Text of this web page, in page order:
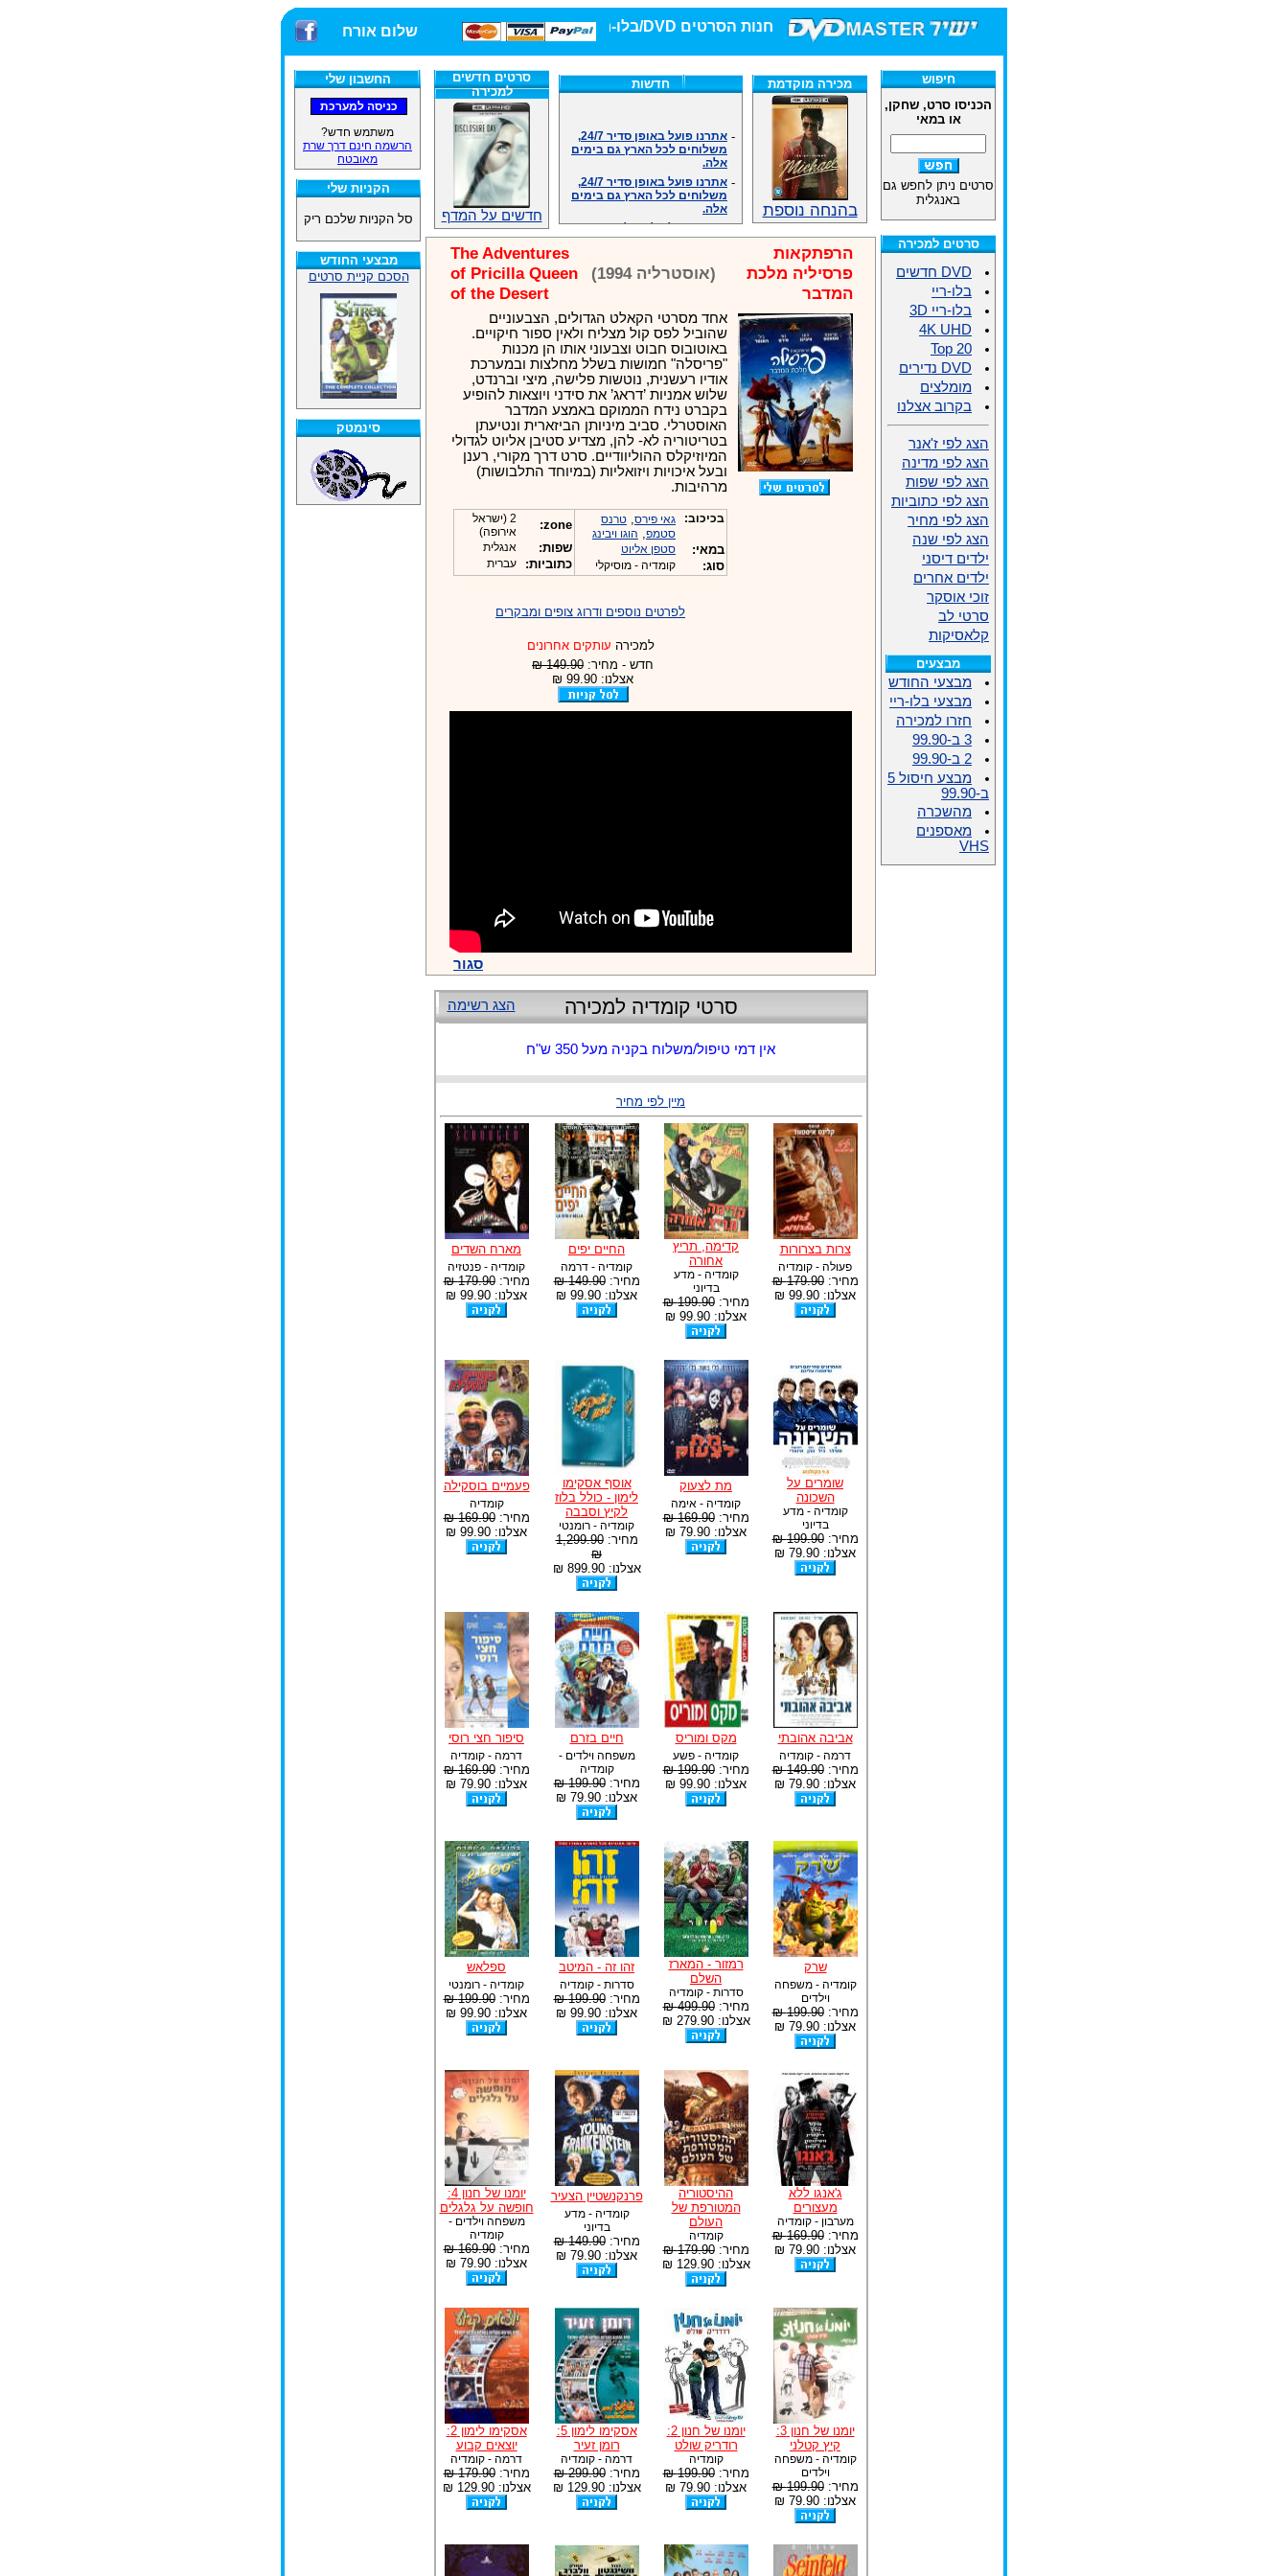
חנות הסרטים DVD/בלו-ריי/3D הגדולה ביותר! שלום אורח
החשבון שלי
משתמש חדש?
הרשמה חינם דרך שרת
מאובטח
הקניות שלי
סל הקניות שלכם ריק
מבצעי החודש
הסכם קניית סרטים
סינמטק
מכירה מוקדמת
בהנחה נוספת
חדשות
משלוחים לכל הארץ גם בימים
אלה.
משלוחים לכל הארץ גם בימים
אלה.
אנחנו כאן לכול שאלה וזמינים
במענה הטלפוני שלנו.ובמייל
.האתר לרשותכם פעיל 24/7
צוות דיוידי מאסטר ישיר.
לרשותכם פעיל 24/7
צוות דיוידי מאסטר ישיר.
אנחנו כאן לכול שאלה וזמינים
במענה הטלפוני שלנו.ובמייל
.האתר לרשותכם 24/7
מענה טלפוני: 09-7652392
צוות דיוידי מאסטר ישיר.
סרטים חדשים
למכירה
חדשים על המדף
הרפתקאות
פרסיליה מלכת
המדבר
(אוסטרליה 1994)
The Adventures
of Pricilla Queen
of the Desert
אחד מסרטי הקאלט הגדולים, הצבעוניים
שהוביל לפס קול מצליח ולאין ספור חיקויים.
באוטובוס חבוט וצבעוני אותו הן מכנות
"פריסלה" חמושות בשלל מחלצות ובמערכת
אודיו רעשנית, נוטשות פלישה, מיצי וברנדט,
שלוש אמניות ’דראג’ את סידני ויוצאות להופיע
בקברט נידח הממוקם באמצע המדבר
האוסטרלי. סביב מיניותן הביזארית ונטיעתן
בטריטוריה לא- להן, מצדיע סטיבן אליוט לגדולי
המיוזיקלס ההוליוודיים. סרט דרך מקורי, רענן
ובעל איכויות ויזואליות (במיוחד התלבושות)
מרהיבות.
בכיכוב: גאי פירס, טרנס
סטמפ, הוגו ויבינג
במאי: סטפן אליוט
סוג: קומדיה - מוסיקלי
zone:
2 (ישראל
אירופה)
שפות: אנגלית
כתוביות: עברית
לפרטים נוספים ודרוג צופים ומבקרים
למכירה עותקים אחרונים
חדש - מחיר: 149.90 ₪
אצלנו: 99.90 ₪
סגור
הצג רשימה סרטי קומדיה למכירה
אין דמי טיפול/משלוח בקניה מעל 350 ש"ח
מיין לפי מחיר
צרות בצרורות
פעולה - קומדיה
מחיר:179.90 ₪
אצלנו: 99.90 ₪
קדימה, תריץ
אחורה
קומדיה - מדע
בדיוני
מחיר:199.90 ₪
אצלנו: 99.90 ₪
החיים יפים
קומדיה - דרמה
מחיר:149.90 ₪
אצלנו: 99.90 ₪
מארח השדים
קומדיה - פנטזיה
מחיר:179.90 ₪
אצלנו: 99.90 ₪
שומרים על
השכונה
קומדיה - מדע
בדיוני
מחיר:199.90 ₪
אצלנו: 79.90 ₪
מת לצעוק
קומדיה - אימה
מחיר:169.90 ₪
אצלנו: 79.90 ₪
אוסף אסקימו
לימון - כולל בלוז
לקיץ וסבבה
קומדיה - רומנטי
מחיר:1,299.90
₪
אצלנו: 899.90 ₪
פעמיים בוסקילה
קומדיה
מחיר:169.90 ₪
אצלנו: 99.90 ₪
אביבה אהובתי
דרמה - קומדיה
מחיר:149.90 ₪
אצלנו: 79.90 ₪
מקס ומוריס
קומדיה - פשע
מחיר:199.90 ₪
אצלנו: 99.90 ₪
חיים בזרם
משפחה וילדים -
קומדיה
מחיר:199.90 ₪
אצלנו: 79.90 ₪
סיפור חצי רוסי
דרמה - קומדיה
מחיר:169.90 ₪
אצלנו: 79.90 ₪
שרק
קומדיה - משפחה
וילדים
מחיר:199.90 ₪
אצלנו: 79.90 ₪
רמזור - המארז
השלם
סדרות - קומדיה
מחיר:499.90 ₪
אצלנו: 279.90 ₪
זהו זה - המיטב
סדרות - קומדיה
מחיר:199.90 ₪
אצלנו: 99.90 ₪
ספלאש
קומדיה - רומנטי
מחיר:199.90 ₪
אצלנו: 99.90 ₪
ג'אנגו ללא
מעצורים
מערבון - קומדיה
מחיר:169.90 ₪
אצלנו: 79.90 ₪
ההיסטוריה
המטורפת של
העולם
קומדיה
מחיר:179.90 ₪
אצלנו: 129.90 ₪
פרנקנשטיין הצעיר
קומדיה - מדע
בדיוני
מחיר:149.90 ₪
אצלנו: 79.90 ₪
יומנו של חנון 4:
חופשה על גלגלים
משפחה וילדים -
קומדיה
מחיר:169.90 ₪
אצלנו: 79.90 ₪
יומנו של חנון 3:
קיץ קטלני
קומדיה - משפחה
וילדים
מחיר:199.90 ₪
אצלנו: 79.90 ₪
יומנו של חנון 2:
רודריק שולט
קומדיה
מחיר:199.90 ₪
אצלנו: 79.90 ₪
אסקימו לימון 5:
רומן זעיר
דרמה - קומדיה
מחיר:299.90 ₪
אצלנו: 129.90 ₪
אסקימו לימון 2:
יוצאים קבוע
דרמה - קומדיה
מחיר:179.90 ₪
אצלנו: 129.90 ₪
חיפוש
הכניסו סרט, שחקן,
או במאי
סרטים ניתן לחפש גם
באנגלית
סרטים למכירה
DVD חדשים
בלו-ריי
בלו-ריי 3D
4K UHD
Top 20
DVD נדירים
מומלצים
בקרוב אצלנו
הצג לפי ז'אנר
הצג לפי מדינה
הצג לפי שפות
הצג לפי כתוביות
הצג לפי מחיר
הצג לפי שנה
ילדים דיסני
ילדים אחרים
זוכי אוסקר
סרטי לב
קלאסיקות
מבצעים
מבצעי החודש
מבצעי בלו-ריי
חזרו למכירה
3 ב-99.90
2 ב-99.90
מבצע חיסול 5
ב-99.90
מהשכרה
מאספנים
VHS